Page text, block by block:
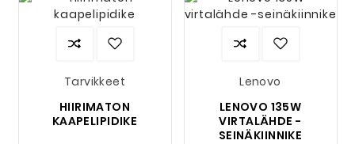
Tarvikkeet
HIIRIMATON
KAAPELIPIDIKE
Lenovo
LENOVO 135W
VIRTALÄHDE -
SEINÄKIINNIKE